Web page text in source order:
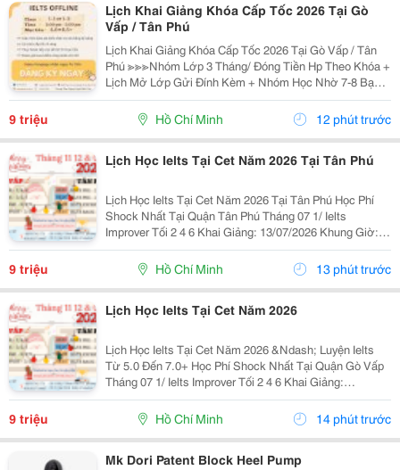
Lịch Khai Giảng Khóa Cấp Tốc 2026 Tại Gò
Vấp / Tân Phú
Lịch Khai Giảng Khóa Cấp Tốc 2026 Tại Gò Vấp / Tân
Phú ≫≫≫Nhóm Lớp 3 Tháng/ Đóng Tiền Hp Theo Khóa +
Lịch Mở Lớp Gửi Đính Kèm + Nhóm Học Nhờ 7-8 Bạn/
Lớp + Giáo Trình Ielts Có Band Điểm Lộ Trình, Sách
Nước Ngoài Bám Sát + Chia Đều 4 Kỹ...
9 triệu Hồ Chí Minh 12 phút trước
Lịch Học Ielts Tại Cet Năm 2026 Tại Tân Phú
Lịch Học Ielts Tại Cet Năm 2026 Tại Tân Phú Học Phí
Shock Nhất Tại Quận Tân Phú Tháng 07 1/ Ielts
Improver Tối 2 4 6 Khai Giảng: 13/07/2026 Khung Giờ:
18:00 Đến 21:00 Học Phí Ưu Đãi 5% Khi Đăng Ký 2/ Ielts
Basic Tối 3 5 7 Khai...
9 triệu Hồ Chí Minh 13 phút trước
Lịch Học Ielts Tại Cet Năm 2026
Lịch Học Ielts Tại Cet Năm 2026 &Ndash; Luyện Ielts
Từ 5.0 Đến 7.0+ Học Phí Shock Nhất Tại Quận Gò Vấp
Tháng 07 1/ Ielts Improver Tối 2 4 6 Khai Giảng:
13/07/2026 Khung Giờ: 18:00 Đến 21:00 Học Phí Ưu Đãi
5% Khi Đăng Ký 2/ Ielts...
9 triệu Hồ Chí Minh 14 phút trước
Mk Dori Patent Block Heel Pump